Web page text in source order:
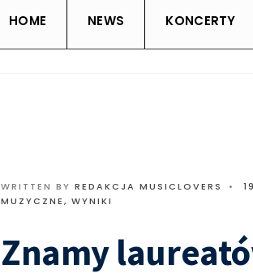
HOME NEWS KONCERTY
WRITTEN BY REDAKCJA MUSICLOVERS •
MUZYCZNE, WYNIKI
Znamy